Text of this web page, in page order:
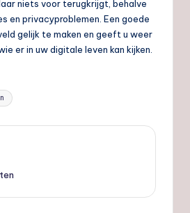
niets voor terugkrijgt, behalve
en privacyproblemen. Een goede
gelijk te maken en geeft u weer
er in uw digitale leven kan kijken.